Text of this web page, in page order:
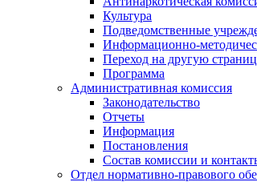
Культура
Подведомственные
Информационно-
Переход на другую
Программа
Административная комиссия
Законодательство
Отчеты
Информация
Постановления
Состав комиссии и
Отдел нормативно-правового